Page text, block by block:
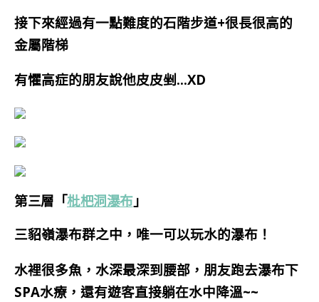
接下來經過有一點難度的石階步道+很長很高的
金屬階梯
有懼高症的朋友說他皮皮剉…XD
第三層「枇杷洞瀑布」
三貂嶺瀑布群之中，唯一可以玩水的瀑布！
水裡很多魚，水深最深到腰部，朋友跑去瀑布下
SPA水療，還有遊客直接躺在水中降溫~~